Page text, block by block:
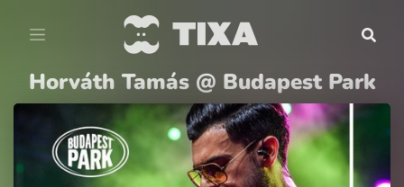
Horváth Tamás @ Budapest Park